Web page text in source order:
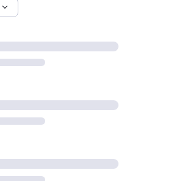
expand_more